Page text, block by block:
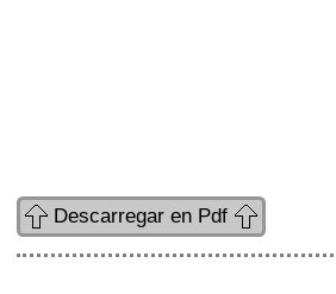
Descarregar en Pdf